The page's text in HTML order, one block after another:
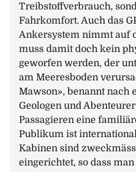
18. – 19. Tag: Auf See
Nach den erlebnisreichen
können Sie nun wieder die
Schiffes geniessen und
freuen, die Falklandinseln.
20. Tag: Auf See /
Die See- und
Ankunftszeit auf den
21. Tag: Falklandinseln
Die Falklands/Malvinas
Treibstoffverbrauch,
Fahrkomfort. Auch das
Ankersystem nimmt auf
muss damit doch kein
geworfen werden, der
am Meeresboden
Mawson», benannt nach
Geologen und
Passagieren eine
Publikum ist
Kabinen sind
eingerichtet, so dass